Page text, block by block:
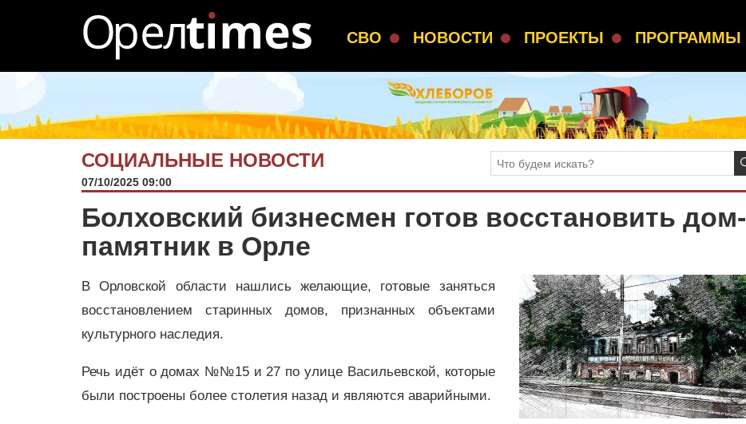
СВО НОВОСТИ ПРОЕКТЫ ПРОГРАММЫ
СОЦИАЛЬНЫЕ НОВОСТИ
07/10/2025 09:00
Болховский бизнесмен готов восстановить дом-
памятник в Орле
В Орловской области нашлись желающие, готовые заняться
восстановлением старинных домов, признанных объектами
культурного наследия.
Речь идёт о домах №№15 и 27 по улице Васильевской, которые
были построены более столетия назад и являются аварийными.